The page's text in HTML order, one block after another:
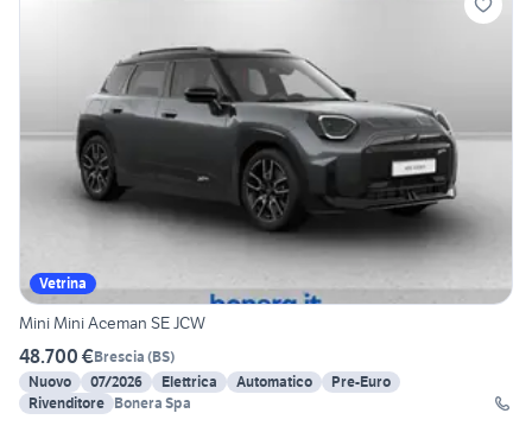
Vetrina
Mini Mini Aceman SE JCW
48.700 €Brescia (BS)
Nuovo
07/2026 Elettrica Automatico
Pre-Euro
Rivenditore Bonera Spa